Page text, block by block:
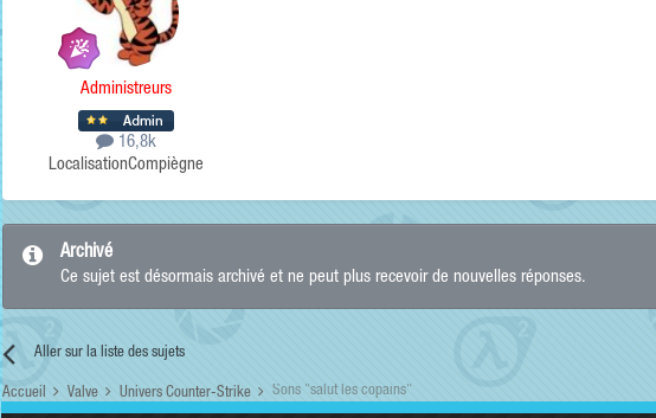
Administreurs
16,8k
LocalisationCompiègne
Archivé
Ce sujet est désormais archivé et ne peut plus recevoir de nouvelles réponses.
Aller sur la liste des sujets
Accueil Valve Univers Counter-Strike Sons "salut les copains"